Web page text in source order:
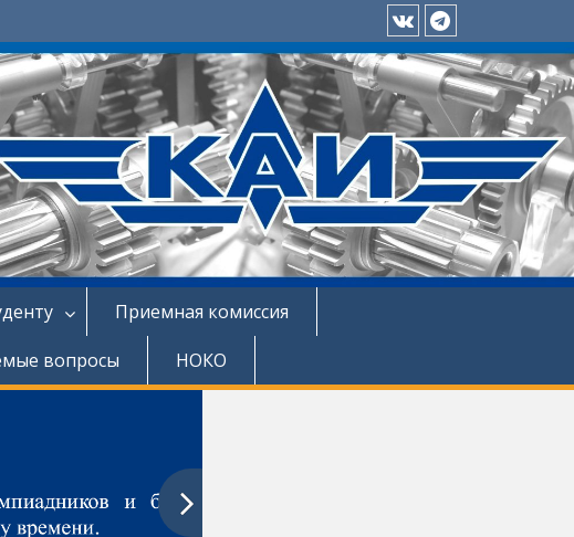
Приемная
комиссия
ЛФ
КНИТУ-
КАИ
ВКонтакте
Телеграм
ЛФ
КНИТУ-
КАИ
Приемная комиссия
вопросы НОКО